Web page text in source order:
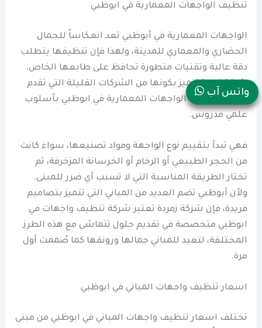
تنظيف الواجهات المعمارية في ابوظبي
الواجهات المعمارية في أبوظبي تعد انعكاساً للجمال
الحضاري والمعماري للمدينة، ولهذا فإن تنظيفها يتطلب
دقة عالية وتقنيات متطورة تحافظ على طابعها الخاص.
شركة زمردة تتميز بكونها من الشركات القليلة التي تقدم
خدمات تنظيف الواجهات المعمارية في ابوظبي بأسلوب
علمي مدروس.
فهي تبدأ بتقييم نوع الواجهة ومواد تصنيعها، سواء كانت
من الحجر الطبيعي أو الرخام أو الخرسانة المزخرفة، ثم
تختار الطريقة المناسبة التي لا تسبب أي ضرر للمبنى.
ولأن أبوظبي تضم العديد من المباني التي تتميز بتصاميم
فريدة، فإن شركة زمردة تعتبر شركة تنظيف واجهات في
ابوظبي متخصصة في تقديم حلول تتماشى مع هذه الطرز
المختلفة، لتعيد للمباني جمالها ورونقها كما صُممت أول
مرة.
اسعار تنظيف واجهات المباني في ابوظبي
تختلف اسعار تنظيف واجهات المباني في ابوظبي من مبنى
واتس آب